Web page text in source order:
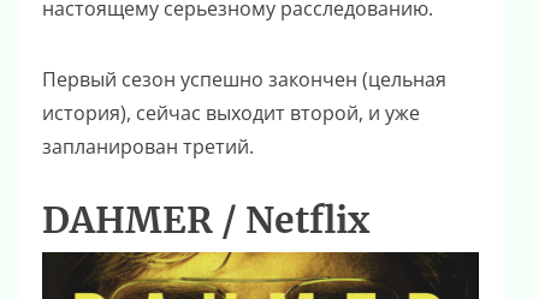
настоящему серьезному расследованию.
Первый сезон успешно закончен (цельная
история), сейчас выходит второй, и уже
запланирован третий.
DAHMER / Netflix